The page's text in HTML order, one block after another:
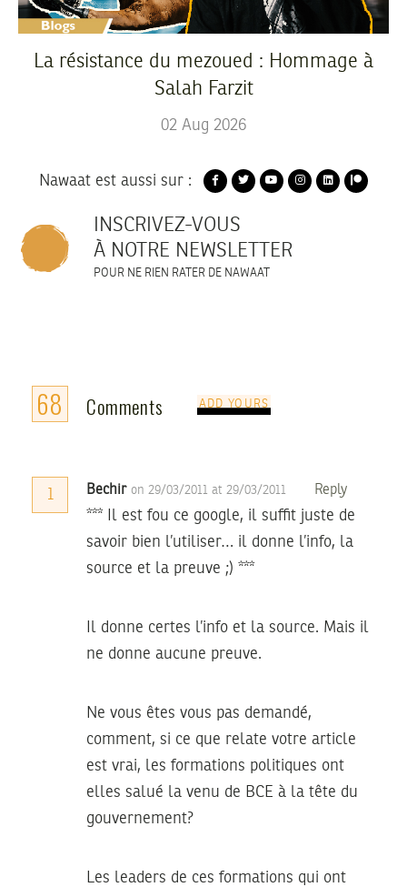
La résistance du mezoued : Hommage à
Salah Farzit
02 Aug 2026
Nawaat est aussi sur :
INSCRIVEZ-VOUS
À NOTRE NEWSLETTER
POUR NE RIEN RATER DE NAWAAT
68 Comments ADD YOURS
Bechir on 29/03/2011 at 29/03/2011 Reply
*** Il est fou ce google, il suffit juste de
savoir bien l’utiliser… il donne l’info, la
source et la preuve ;) ***
Il donne certes l’info et la source. Mais il
ne donne aucune preuve.
Ne vous êtes vous pas demandé,
comment, si ce que relate votre article
est vrai, les formations politiques ont
elles salué la venu de BCE à la tête du
gouvernement?
Les leaders de ces formations qui ont